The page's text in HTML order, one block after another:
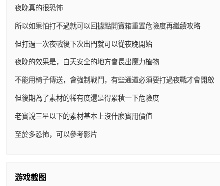
夜晚真的很恐怖
所以如果怕打不過就可以回據點開寶箱重置危險度再繼續攻略
但打過一次夜戰後下次出門就可以從夜晚開始
夜晚的效果是，白天安全的地方會長出魔力植物
不能用椅子傳送，會強制戰鬥，有些通道必須要打過夜戰才會開啟
但後期為了素材的稀有度還是得累積一下危險度
老實說三星以下的素材基本上沒什麼實用價值
至於多恐怖，可以參考影片
游戏截图